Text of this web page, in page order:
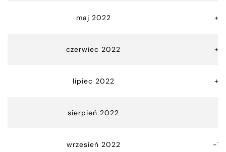
maj 2022
czerwiec 2022
lipiec 2022
sierpień 2022
wrzesień 2022 -